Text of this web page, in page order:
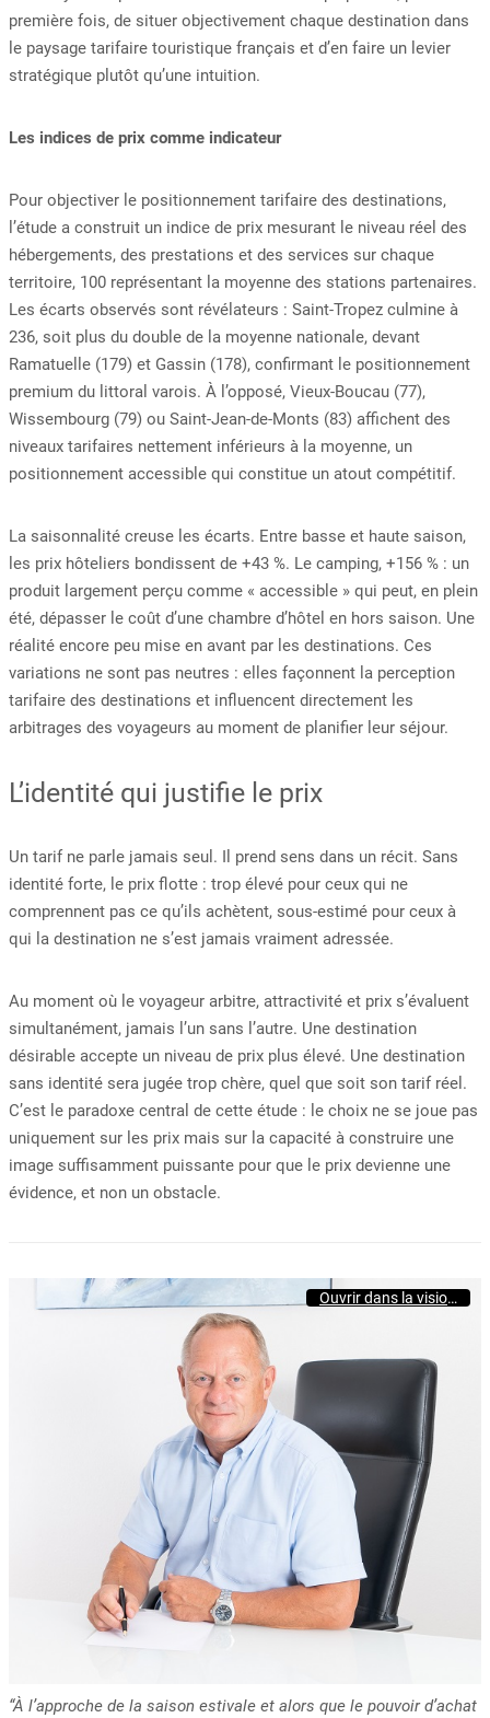
première fois, de situer objectivement chaque destination dans
le paysage tarifaire touristique français et d’en faire un levier
stratégique plutôt qu’une intuition.
Les indices de prix comme indicateur
Pour objectiver le positionnement tarifaire des destinations,
l’étude a construit un indice de prix mesurant le niveau réel des
hébergements, des prestations et des services sur chaque
territoire, 100 représentant la moyenne des stations partenaires.
Les écarts observés sont révélateurs : Saint-Tropez culmine à
236, soit plus du double de la moyenne nationale, devant
Ramatuelle (179) et Gassin (178), confirmant le positionnement
premium du littoral varois. À l’opposé, Vieux-Boucau (77),
Wissembourg (79) ou Saint-Jean-de-Monts (83) affichent des
niveaux tarifaires nettement inférieurs à la moyenne, un
positionnement accessible qui constitue un atout compétitif.
La saisonnalité creuse les écarts. Entre basse et haute saison,
les prix hôteliers bondissent de +43 %. Le camping, +156 % : un
produit largement perçu comme « accessible » qui peut, en plein
été, dépasser le coût d’une chambre d’hôtel en hors saison. Une
réalité encore peu mise en avant par les destinations. Ces
variations ne sont pas neutres : elles façonnent la perception
tarifaire des destinations et influencent directement les
arbitrages des voyageurs au moment de planifier leur séjour.
L’identité qui justifie le prix
Un tarif ne parle jamais seul. Il prend sens dans un récit. Sans
identité forte, le prix flotte : trop élevé pour ceux qui ne
comprennent pas ce qu’ils achètent, sous-estimé pour ceux à
qui la destination ne s’est jamais vraiment adressée.
Au moment où le voyageur arbitre, attractivité et prix s’évaluent
simultanément, jamais l’un sans l’autre. Une destination
désirable accepte un niveau de prix plus élevé. Une destination
sans identité sera jugée trop chère, quel que soit son tarif réel.
C’est le paradoxe central de cette étude : le choix ne se joue pas
uniquement sur les prix mais sur la capacité à construire une
image suffisamment puissante pour que le prix devienne une
évidence, et non un obstacle.
Ouvrir dans la visionneuse
“À l’approche de la saison estivale et alors que le pouvoir d’achat